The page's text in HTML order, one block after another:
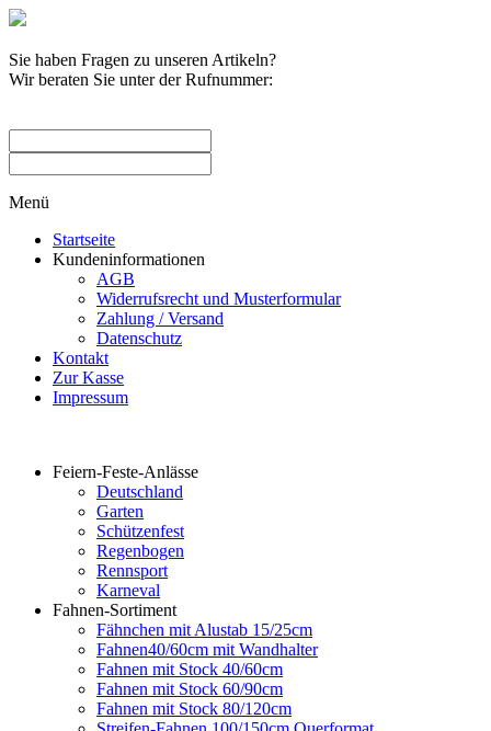
Sie haben Fragen zu unseren Artikeln?
Wir beraten Sie unter der Rufnummer:
Menü
Startseite
Kundeninformationen
AGB
Widerrufsrecht und Musterformular
Zahlung / Versand
Datenschutz
Kontakt
Zur Kasse
Impressum
Feiern-Feste-Anlässe
Deutschland
Garten
Schützenfest
Regenbogen
Rennsport
Karneval
Fahnen-Sortiment
Fähnchen mit Alustab 15/25cm
Fahnen40/60cm mit Wandhalter
Fahnen mit Stock 40/60cm
Fahnen mit Stock 60/90cm
Fahnen mit Stock 80/120cm